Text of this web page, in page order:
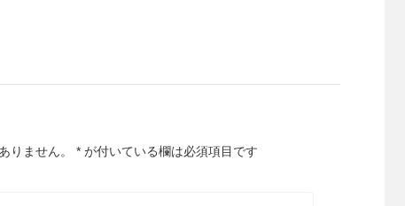
りません。 * が付いている欄は必須項目です